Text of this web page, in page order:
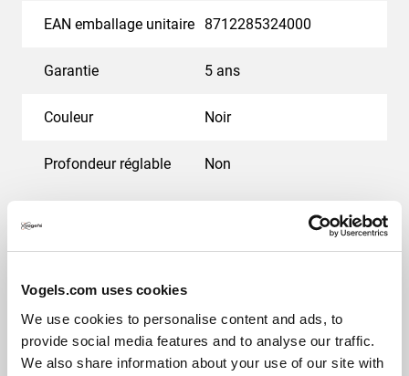
Vogels.com uses cookies
We use cookies to personalise content and ads, to
provide social media features and to analyse our traffic.
We also share information about your use of our site with
EAN emballage unitaire 8712285324000
Garantie 5 ans
Couleur Noir
Profondeur réglable Non